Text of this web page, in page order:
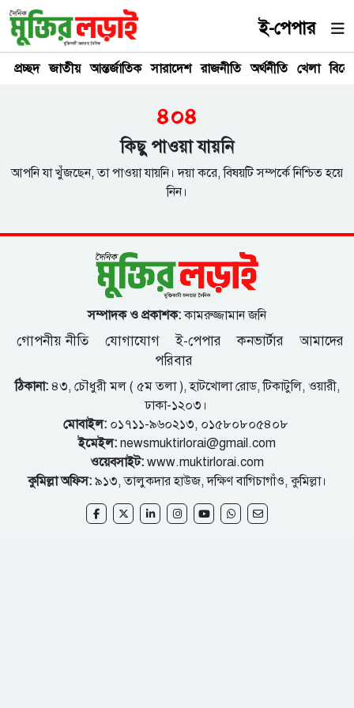
ই-পেপার
প্রচ্ছদ জাতীয় আন্তর্জাতিক সারাদেশ রাজনীতি অর্থনীতি খেলা
৪০৪
কিছু পাওয়া যায়নি
আপনি যা খুঁজছেন, তা পাওয়া যায়নি। দয়া করে, বিষয়টি সম্পর্কে নিশ্চিত হয়ে
নিন।
সম্পাদক ও প্রকাশক:কামরুজ্জামান জনি
গোপনীয় নীতি যোগাযোগ ই-পেপার কনভার্টার
আমাদের
পরিবার
ঠিকানা:৪৩, চৌধুরী মল ( ৫ম তলা ), হাটখোলা রোড, টিকাটুলি, ওয়ারী,
ঢাকা-১২০৩।
মোবাইল:০১৭১১-৯৬০২১৩, ০১৫৮০৮০৫৪০৮
ইমেইল: newsmuktirlorai@gmail.com
ওয়েবসাইট: www.muktirlorai.com
কুমিল্লা অফিস: ৯১৩, তালুকদার হাউজ, দক্ষিণ বাগিচাগাঁও, কুমিল্লা।